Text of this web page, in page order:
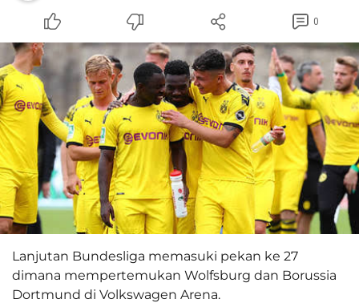
0
Lanjutan Bundesliga memasuki pekan ke 27
dimana mempertemukan Wolfsburg dan Borussia
Dortmund di Volkswagen Arena.